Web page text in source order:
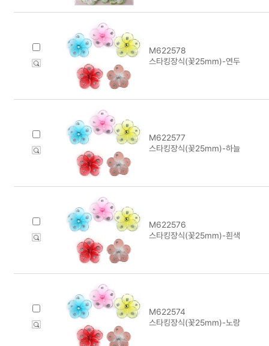
M622578
스타킹장식(꽃25mm)-연두
M622577
스타킹장식(꽃25mm)-하늘
M622576
스타킹장식(꽃25mm)-흰색
M622574
스타킹장식(꽃25mm)-노랑